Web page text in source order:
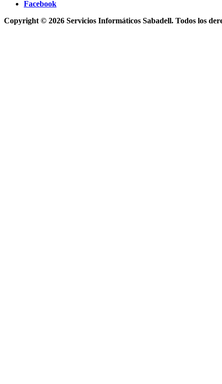
Facebook
Copyright © 2026 Servicios Informáticos Sabadell. Todos los